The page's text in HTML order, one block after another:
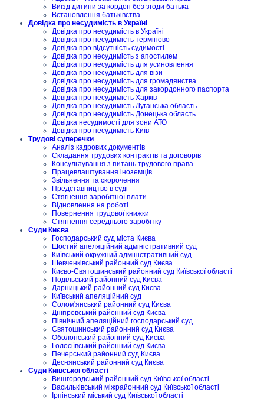
Виїзд дитини за кордон без згоди батька
Встановлення батьківства
Довідка про несудимість в Україні
Довідка про несудимість в Україні
Довідка про несудимість терміново
Довідка про відсутність судимості
Довідка про несудимість з апостилем
Довідка про несудимість для усиновлення
Довідка про несудимість для візи
Довідка про несудимість для громадянства
Довідка про несудимість для закордонного паспорта
Довідка про несудимість Харків
Довідка про несудимість Луганська область
Довідка про несудимість Донецька область
Довідка несудимості для зони АТО
Довідка про несудимість Київ
Трудові суперечки
Аналіз кадрових документів
Складання трудових контрактів та договорів
Консультування з питань трудового права
Працевлаштування іноземців
Звільнення та скорочення
Представництво в суді
Стягнення заробітної плати
Відновлення на роботі
Повернення трудової книжки
Стягнення середнього заробітку
Суди Києва
Господарський суд міста Києва
Шостий апеляційний адміністративний суд
Київський окружний адміністративний суд
Шевченківський районний суд Києва
Києво-Святошинський районний суд Київської області
Подільський районний суд Києва
Дарницький районний суд Києва
Київський апеляційний суд
Солом'янський районний суд Києва
Дніпровський районний суд Києва
Північний апеляційний господарський суд
Святошинський районний суд Києва
Оболонський районний суд Києва
Голосіївський районний суд Києва
Печерський районний суд Києва
Деснянський районний суд Києва
Суди Київської області
Вишгородський районний суд Київської області
Васильківський міжрайонний суд Київської області
Ірпінський міський суд Київської області